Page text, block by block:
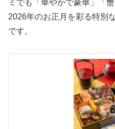
ミでも「華やかで豪華」「
2026年のお正月を彩る特別
です。